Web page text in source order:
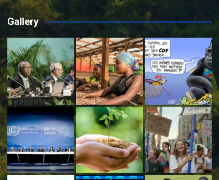
Gallery